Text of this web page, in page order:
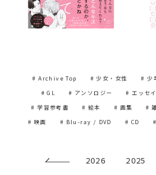
# Archive Top # 少女・女性 # 少
# GL
# アンソロジー # エッセイ
# 学習参考書
# 絵本 # 画集 #
# 映画
# Blu-ray / DVD # CD
2026 2025